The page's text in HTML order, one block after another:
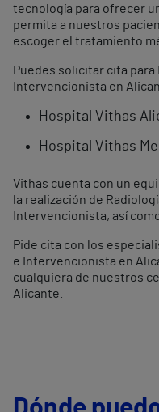
tecnología para ofrecer
permita a nuestros
escoger el tratamiento
Puedes solicitar cita para
Intervencionista en
Hospital Vithas
Hospital Vithas
Vithas cuenta con un
la realización de
Intervencionista, así
Pide cita con los
e Intervencionista en
cualquiera de nuestros
Alicante.